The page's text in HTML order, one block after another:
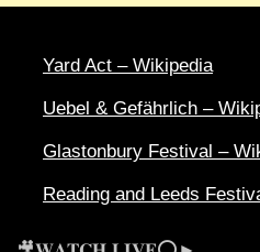
Yard Act – Wikipedia
Uebel & Gefährlich –
Glastonbury Festival –
Reading and Leeds